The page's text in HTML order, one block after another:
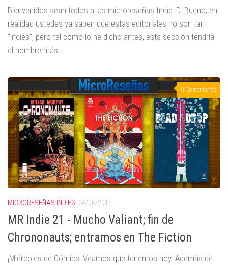
Bienvenidos sean todos a las microreseñas Indie :D. Bueno, en
realidad ustedes ya saben que estas editoriales no son tan
"indies", pero tal como lo he dicho antes, esta sección tendría
el nombre más...
0 Comentarios
MICRORESEÑAS INDIES 24/06/2015
MR Indie 21 - Mucho Valiant; fin de
Chrononauts; entramos en The Fiction
¡Miércoles de Cómics! Veamos que tenemos hoy. Además de